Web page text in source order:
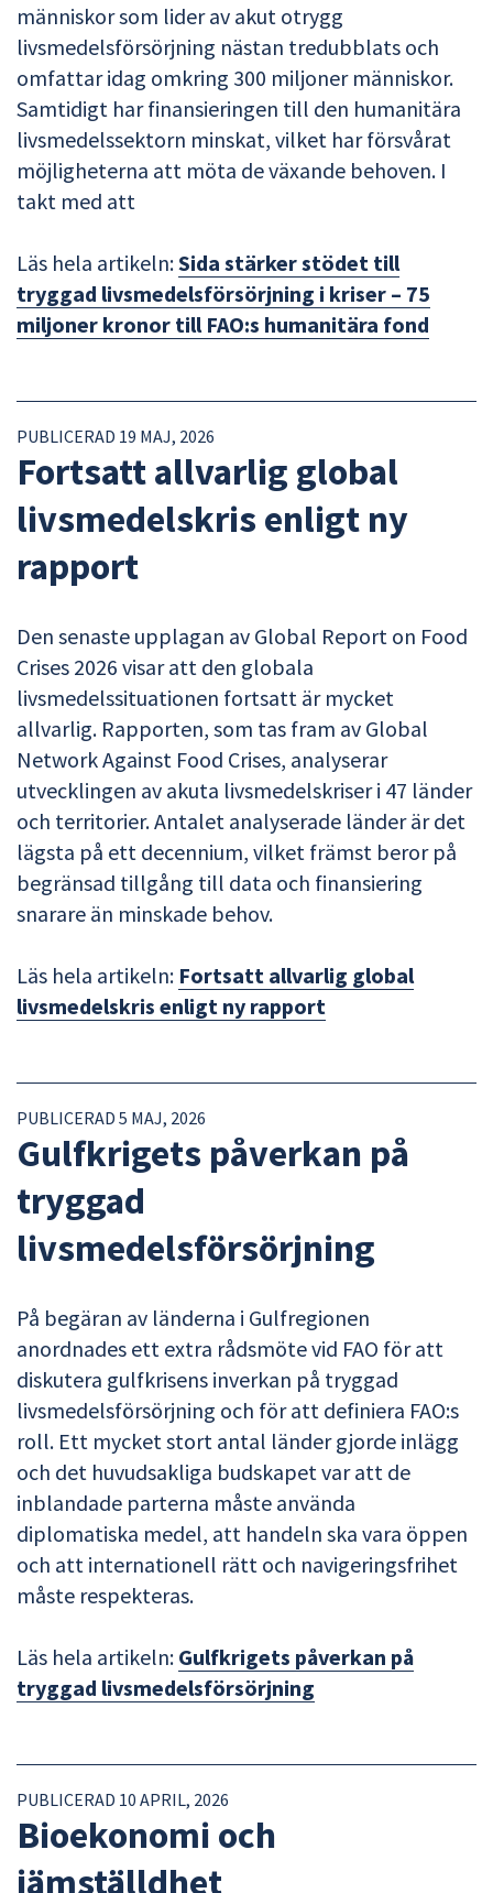
människor som lider av akut otrygg
livsmedelsförsörjning nästan tredubblats och
omfattar idag omkring 300 miljoner människor.
Samtidigt har finansieringen till den humanitära
livsmedelssektorn minskat, vilket har försvårat
möjligheterna att möta de växande behoven. I
takt med att
Läs hela artikeln:Sida stärker stödet till
tryggad livsmedelsförsörjning i kriser – 75
miljoner kronor till FAO:s humanitära fond
PUBLICERAD 19 MAJ, 2026
Fortsatt allvarlig global
livsmedelskris enligt ny
rapport
Den senaste upplagan av Global Report on Food
Crises 2026 visar att den globala
livsmedelssituationen fortsatt är mycket
allvarlig. Rapporten, som tas fram av Global
Network Against Food Crises, analyserar
utvecklingen av akuta livsmedelskriser i 47 länder
och territorier. Antalet analyserade länder är det
lägsta på ett decennium, vilket främst beror på
begränsad tillgång till data och finansiering
snarare än minskade behov.
Läs hela artikeln: Fortsatt allvarlig global
livsmedelskris enligt ny rapport
PUBLICERAD 5 MAJ, 2026
Gulfkrigets påverkan på
tryggad
livsmedelsförsörjning
På begäran av länderna i Gulfregionen
anordnades ett extra rådsmöte vid FAO för att
diskutera gulfkrisens inverkan på tryggad
livsmedelsförsörjning och för att definiera FAO:s
roll. Ett mycket stort antal länder gjorde inlägg
och det huvudsakliga budskapet var att de
inblandade parterna måste använda
diplomatiska medel, att handeln ska vara öppen
och att internationell rätt och navigeringsfrihet
måste respekteras.
Läs hela artikeln: Gulfkrigets påverkan på
tryggad livsmedelsförsörjning
PUBLICERAD 10 APRIL, 2026
Bioekonomi och
jämställdhet